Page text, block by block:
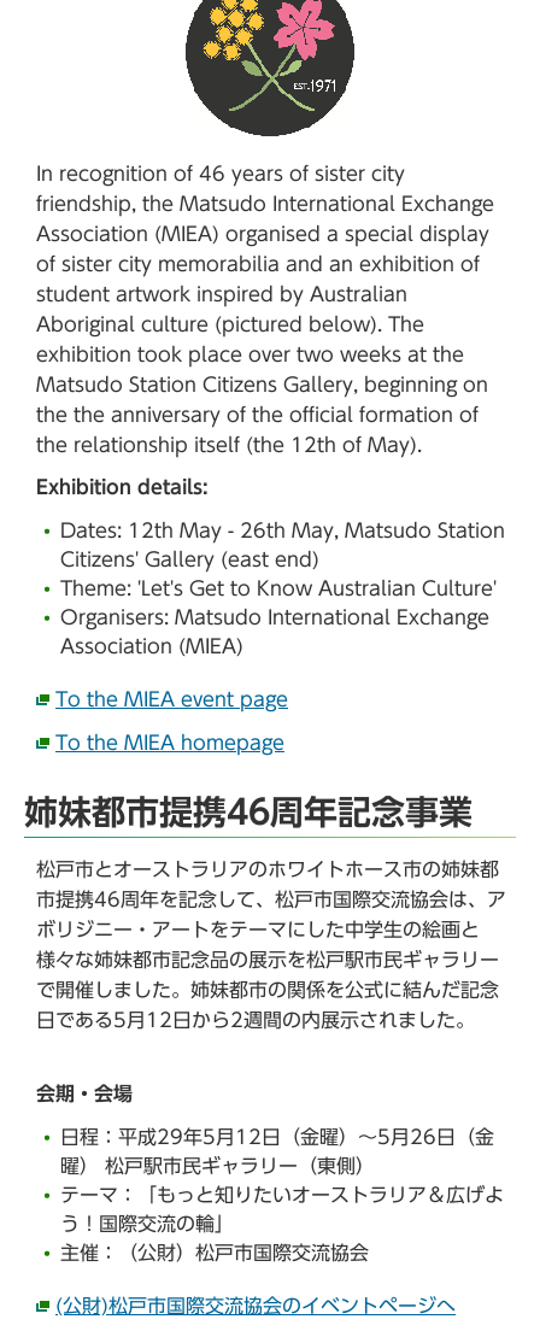
In recognition of 46 years of sister city
friendship, the Matsudo International Exchange
Association (MIEA) organised a special display
of sister city memorabilia and an exhibition of
student artwork inspired by Australian
Aboriginal culture (pictured below). The
exhibition took place over two weeks at the
Matsudo Station Citizens Gallery, beginning on
the the anniversary of the official formation of
the relationship itself (the 12th of May).
Exhibition details:
Dates: 12th May - 26th May, Matsudo Station
Citizens' Gallery (east end)
Theme: 'Let's Get to Know Australian Culture'
Organisers: Matsudo International Exchange
Association (MIEA)
To the MIEA event page
To the MIEA homepage
姉妹都市提携46周年記念事業
松戸市とオーストラリアのホワイトホース市の姉妹都
市提携46周年を記念して、松戸市国際交流協会は、ア
ボリジニー・アートをテーマにした中学生の絵画と
様々な姉妹都市記念品の展示を松戸駅市民ギャラリー
で開催しました。姉妹都市の関係を公式に結んだ記念
日である5月12日から2週間の内展示されました。
会期・会場
日程：平成29年5月12日（金曜）～5月26日（金
曜） 松戸駅市民ギャラリー（東側）
テーマ：「もっと知りたいオーストラリア＆広げよ
う！国際交流の輪」
主催：（公財）松戸市国際交流協会
(公財)松戸市国際交流協会のイベントページへ